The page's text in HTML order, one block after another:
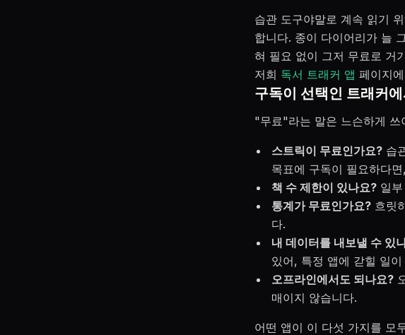
습관 도구야말로 계속 읽기
합니다. 종이 다이어리가 늘
혀 필요 없이 그저 무료로 거
저희 독서 트래커 앱 페이지
구독이 선택인 트래커
"무료"라는 말은 느슨하게 쓰
스트릭이 무료인가요? 습
목표에 구독이 필요하다
책 수 제한이 있나요? 일
통계가 무료인가요? 흐릿
다.
내 데이터를 내보낼 수 있
있어, 특정 앱에 갇힐 일이
오프라인에서도 되나요?
매이지 않습니다.
어떤 앱이 이 다섯 가지를 모